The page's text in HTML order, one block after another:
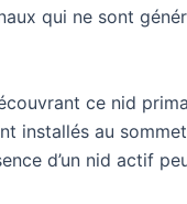
qui ne sont
ce nid
installés au
d’un nid actif